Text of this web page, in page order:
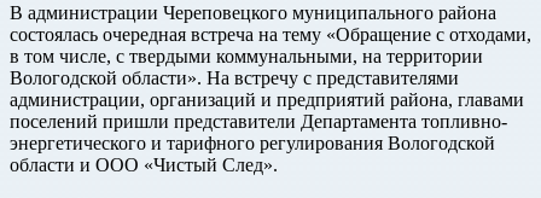
В администрации Череповецкого муниципального района
состоялась очередная встреча на тему «Обращение с отходами,
в том числе, с твердыми коммунальными, на территории
Вологодской области». На встречу с представителями
администрации, организаций и предприятий района, главами
поселений пришли представители Департамента топливно-
энергетического и тарифного регулирования Вологодской
области и ООО «Чистый След».